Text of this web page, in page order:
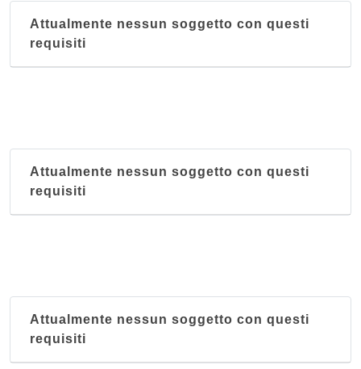
Attualmente nessun soggetto con questi
requisiti
Attualmente nessun soggetto con questi
requisiti
Attualmente nessun soggetto con questi
requisiti